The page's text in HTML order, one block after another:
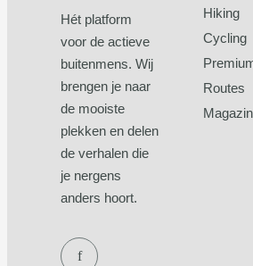
Hét platform
voor de actieve
buitenmens. Wij
brengen je naar
de mooiste
plekken en delen
de verhalen die
je nergens
anders hoort.
f
Hiking
Cycling
Routes